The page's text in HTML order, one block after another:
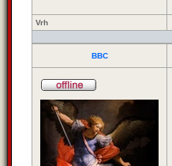
Vrh
BBC